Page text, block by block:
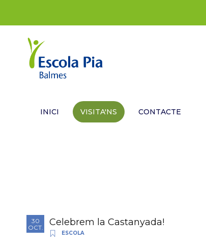
INICI VISITA'NS CONTACTE
30
OCT.
Celebrem la Castanyada!
ESCOLA